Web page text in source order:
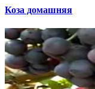
Коза домашняя